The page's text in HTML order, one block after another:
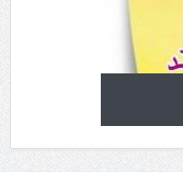
اطلاعیه آزمون دان ۴ به